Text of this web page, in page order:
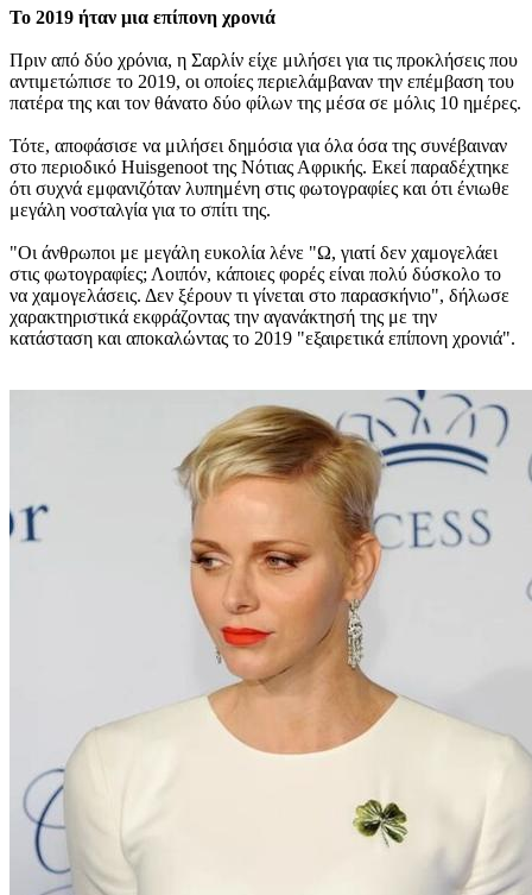
Το 2019 ήταν μια επίπονη χρονιά
Πριν από δύο χρόνια, η Σαρλίν είχε μιλήσει για τις προκλήσεις που
αντιμετώπισε το 2019, οι οποίες περιελάμβαναν την επέμβαση του
πατέρα της και τον θάνατο δύο φίλων της μέσα σε μόλις 10 ημέρες.
Τότε, αποφάσισε να μιλήσει δημόσια για όλα όσα της συνέβαιναν
στο περιοδικό Huisgenoot της Νότιας Αφρικής. Εκεί παραδέχτηκε
ότι συχνά εμφανιζόταν λυπημένη στις φωτογραφίες και ότι ένιωθε
μεγάλη νοσταλγία για το σπίτι της.
"Οι άνθρωποι με μεγάλη ευκολία λένε "Ω, γιατί δεν χαμογελάει
στις φωτογραφίες; Λοιπόν, κάποιες φορές είναι πολύ δύσκολο το
να χαμογελάσεις. Δεν ξέρουν τι γίνεται στο παρασκήνιο", δήλωσε
χαρακτηριστικά εκφράζοντας την αγανάκτησή της με την
κατάσταση και αποκαλώντας το 2019 "εξαιρετικά επίπονη χρονιά".